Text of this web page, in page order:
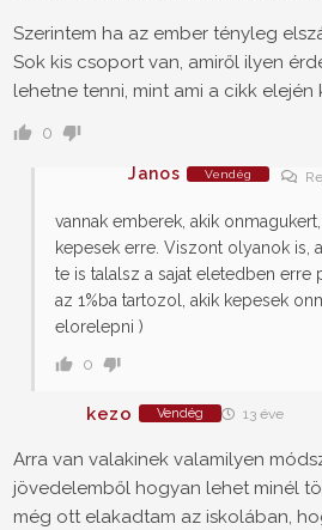
Szerintem ha az ember tényleg
Sok kis csoport van, amiről ilyen
lehetne tenni, mint ami a cikk elején
0
Janos Vendég
vannak emberek, akik
kepesek erre. Viszont olyanok is,
te is talalsz a sajat eletedben erre
az 1%ba tartozol, akik kepesek
elorelepni )
0
kezo Vendég 13 éve
Arra van valakinek valamilyen
jövedelemből hogyan lehet minél
még ott elakadtam az iskolában,